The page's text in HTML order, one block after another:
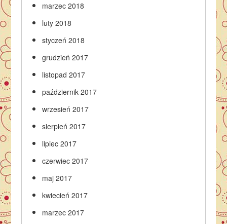
marzec 2018
luty 2018
styczeń 2018
grudzień 2017
listopad 2017
październik 2017
wrzesień 2017
sierpień 2017
lipiec 2017
czerwiec 2017
maj 2017
kwiecień 2017
marzec 2017